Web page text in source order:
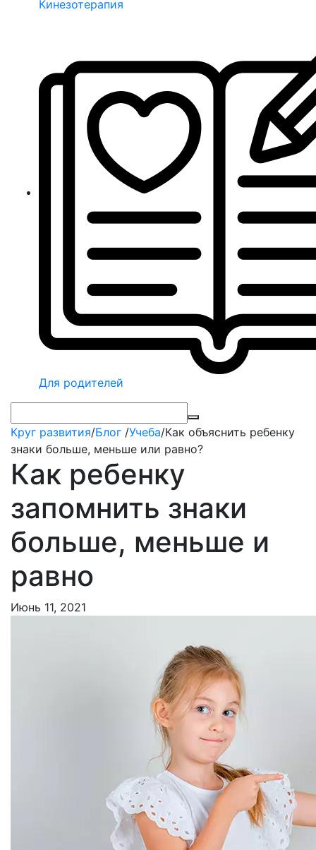
Кинезотерапия
Для родителей
Круг развития/Блог /Учеба/Как объяснить ребенку
знаки больше, меньше или равно?
Как ребенку
запомнить знаки
больше, меньше и
равно
Июнь 11, 2021